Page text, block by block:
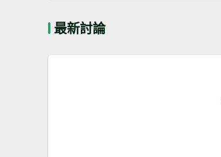
最新討論